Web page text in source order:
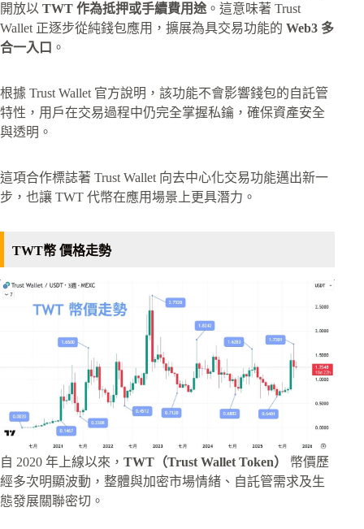
開放以 TWT 作為抵押或手續費用途 。這意味著 Trust
Wallet 正逐步從純錢包應用，擴展為具交易功能的 Web3 多
合一入口 。
根據 Trust Wallet 官方說明，該功能不會影響錢包的自託管
特性，用戶在交易過程中仍完全掌握私鑰，確保資產安全
與透明。
這項合作標誌著 Trust Wallet 向去中心化交易功能邁出新一
步，也讓 TWT 代幣在應用場景上更具潛力。
TWT幣 價格走勢
自 2020 年上線以來， TWT（Trust Wallet Token）
幣價歷
經多次明顯波動，整體與加密市場情緒、自託管需求及生
態發展關聯密切。